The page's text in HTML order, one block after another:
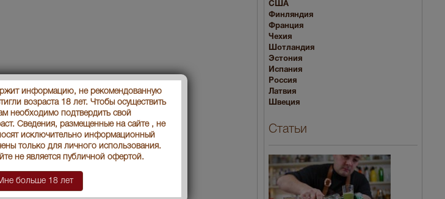
США
Финляндия
Франция
Чехия
Шотландия
Эстония
Испания
Россия
Латвия
Швеция
Статьи
информацию, не рекомендованную
возраста 18 лет. Чтобы осуществить
необходимо подтвердить свой
Сведения, размещенные на сайте , не
исключительно информационный
только для личного использования.
не является публичной офертой.
Мне больше 18 лет